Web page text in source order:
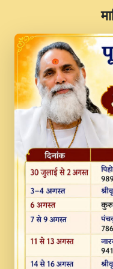
JINU
Pawan ji 20-11-
PRABHU
Kina Sohna
Vaishno Devi
Lakhwinder
MERE MANN
NEW PUNAJBI
FULL VIDEO
Na To Roop
Divine Bhajan
#BhaktiPath.mp3
Radha Rani
Song By Chitra